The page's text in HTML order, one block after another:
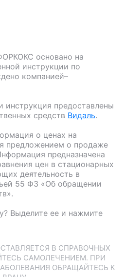
основано на
инструкции по
компанией–
инструкция предоставлены
средств Видаль.
о ценах на
предложением о продаже
предназначена
цен в стационарных
деятельность в
55 ФЗ «Об обращении
Выделите ее и нажмите
В СПРАВОЧНЫХ
САМОЛЕЧЕНИЕМ. ПРИ
ОБРАЩАЙТЕСЬ К